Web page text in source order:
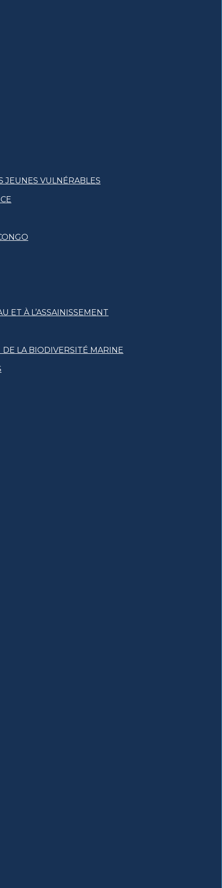
JEUNES VULNÉRABLES
ET À L’ASSAINISSEMENT
LA BIODIVERSITÉ MARINE